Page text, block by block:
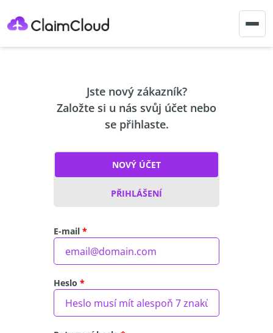
Jste nový zákazník?
Založte si u nás svůj účet nebo
se přihlaste.
NOVÝ ÚČET
PŘIHLÁŠENÍ
E-mail
Heslo